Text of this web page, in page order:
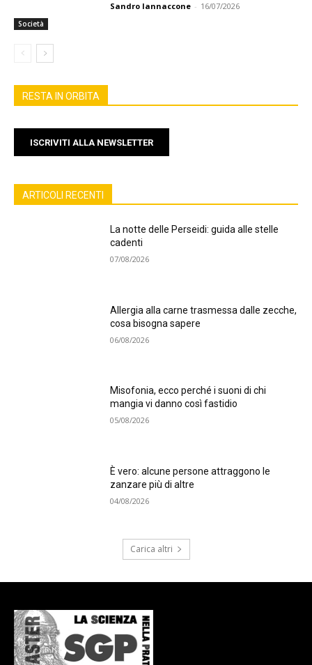
Società
Sandro Iannaccone - 16/07/2026
RESTA IN ORBITA
ISCRIVITI ALLA NEWSLETTER
ARTICOLI RECENTI
La notte delle Perseidi: guida alle stelle
cadenti
07/08/2026
Allergia alla carne trasmessa dalle zecche,
cosa bisogna sapere
06/08/2026
Misofonia, ecco perché i suoni di chi
mangia vi danno così fastidio
05/08/2026
È vero: alcune persone attraggono le
zanzare più di altre
04/08/2026
Carica altri